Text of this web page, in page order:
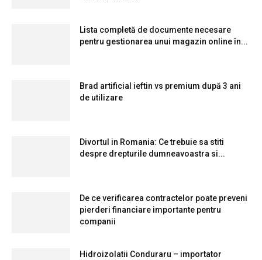
Lista completă de documente necesare
pentru gestionarea unui magazin online în...
Brad artificial ieftin vs premium după 3 ani
de utilizare
Divortul in Romania: Ce trebuie sa stiti
despre drepturile dumneavoastra si...
De ce verificarea contractelor poate preveni
pierderi financiare importante pentru
companii
Hidroizolatii Conduraru – importator